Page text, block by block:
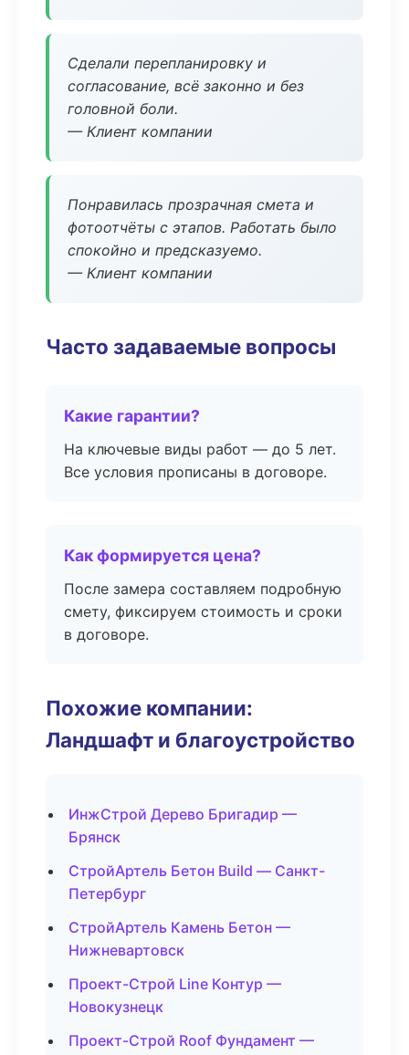
Сделали перепланировку и
согласование, всё законно и без
головной боли.
— Клиент компании
Понравилась прозрачная смета и
фотоотчёты с этапов. Работать было
спокойно и предсказуемо.
— Клиент компании
Часто задаваемые вопросы
Какие гарантии?
На ключевые виды работ — до 5 лет.
Все условия прописаны в договоре.
Как формируется цена?
После замера составляем подробную
смету, фиксируем стоимость и сроки
в договоре.
Похожие компании:
Ландшафт и благоустройство
ИнжСтрой Дерево Бригадир —
Брянск
СтройАртель Бетон Build — Санкт-
Петербург
СтройАртель Камень Бетон —
Нижневартовск
Проект-Строй Line Контур —
Новокузнецк
Проект-Строй Roof Фундамент —